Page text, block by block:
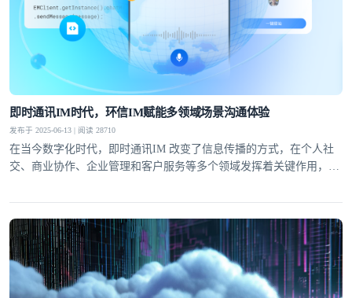
即时通讯IM时代，环信IM赋能多领域场景沟通体验
发布于 2025-06-13 | 阅读 28710
在当今数字化时代，即时通讯IM 改变了信息传播的方式，在个人社
交、商业协作、企业管理和客户服务等多个领域发挥着关键作用，提
可靠、低延迟、高并发、安全且全球可用的服务特性，与即时通讯行
业同频发展，进行新一轮变革。